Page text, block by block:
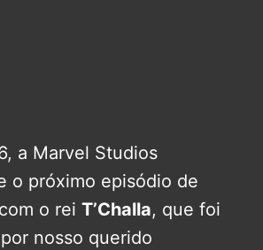
a Marvel Studios
o próximo episódio de
o rei T’Challa, que foi
nosso querido